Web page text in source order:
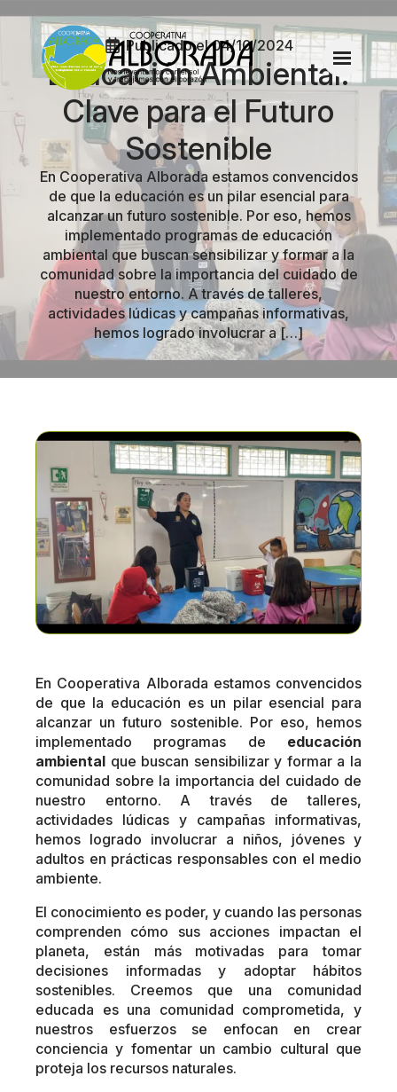
Publicado el 04/10/2024
Educación Ambiental:
Clave para el Futuro
Sostenible
En Cooperativa Alborada estamos convencidos
de que la educación es un pilar esencial para
alcanzar un futuro sostenible. Por eso, hemos
implementado programas de educación
ambiental que buscan sensibilizar y formar a la
comunidad sobre la importancia del cuidado de
nuestro entorno. A través de talleres,
actividades lúdicas y campañas informativas,
hemos logrado involucrar a […]
En Cooperativa Alborada estamos convencidos
de que la educación es un pilar esencial para
alcanzar un futuro sostenible. Por eso, hemos
implementado programas de educación
ambiental que buscan sensibilizar y formar a la
comunidad sobre la importancia del cuidado de
nuestro entorno. A través de talleres,
actividades lúdicas y campañas informativas,
hemos logrado involucrar a niños, jóvenes y
adultos en prácticas responsables con el medio
ambiente.
El conocimiento es poder, y cuando las personas
comprenden cómo sus acciones impactan el
planeta, están más motivadas para tomar
decisiones informadas y adoptar hábitos
sostenibles. Creemos que una comunidad
educada es una comunidad comprometida, y
nuestros esfuerzos se enfocan en crear
conciencia y fomentar un cambio cultural que
proteja los recursos naturales.